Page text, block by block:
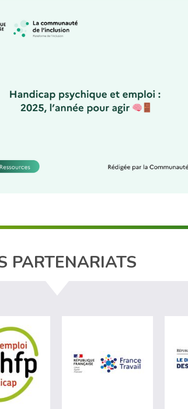
PARTENARIATS
(nouvelle fenêtre)
visiter les site de Fiphfp (nouvelle fenêtre)
visiter les